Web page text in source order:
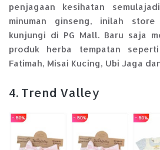
penjagaan kesihatan
minuman ginseng, inilah
kunjungi di PG Mall. Baru saja
produk herba tempatan
Fatimah, Misai Kucing, Ubi Jaga
4. Trend Valley